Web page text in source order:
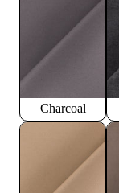
Charcoal